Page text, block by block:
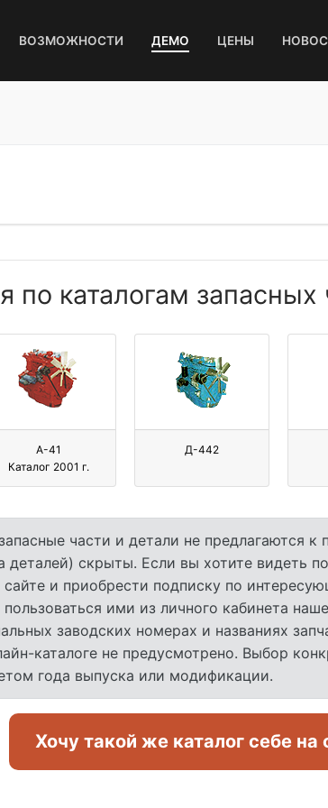
ВОЗМОЖНОСТИ ДЕМО ЦЕНЫ
каталогам запасных
А-41
Каталог 2001 г.
Д-442
части и детали не предлагаются
скрыты. Если вы хотите видеть
и приобрести подписку по
ими из личного кабинета
заводских номерах и названиях
каталоге не предусмотрено. Выбор
года выпуска или модификации.
Хочу такой же каталог себе на